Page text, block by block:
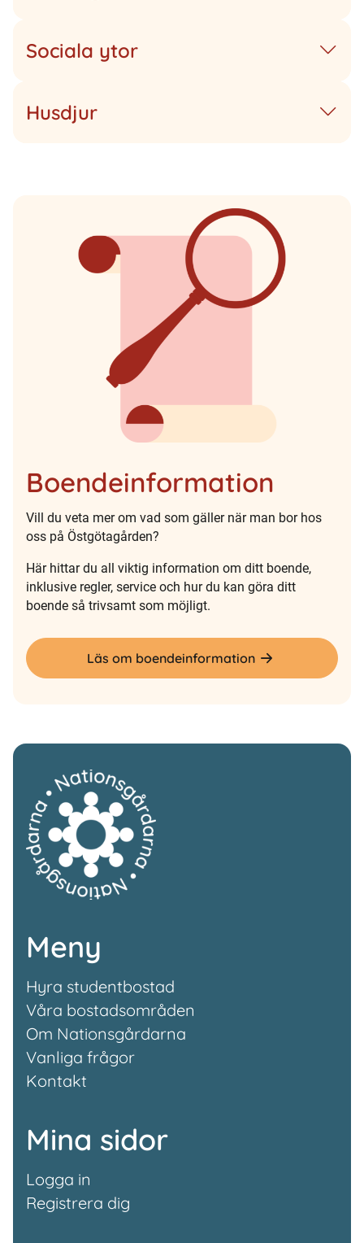
Sociala ytor
Husdjur
Boendeinformation
Vill du veta mer om vad som gäller när man bor hos
oss på Östgötagården?
Här hittar du all viktig information om ditt boende,
inklusive regler, service och hur du kan göra ditt
boende så trivsamt som möjligt.
Läs om boendeinformation
Meny
Hyra studentbostad
Våra bostadsområden
Om Nationsgårdarna
Vanliga frågor
Kontakt
Mina sidor
Logga in
Registrera dig